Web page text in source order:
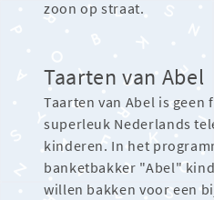
zoon op straat.
Taarten van Abel
Taarten van Abel is geen
superleuk Nederlands
kinderen. In het
banketbakker "Abel"
willen bakken voor een